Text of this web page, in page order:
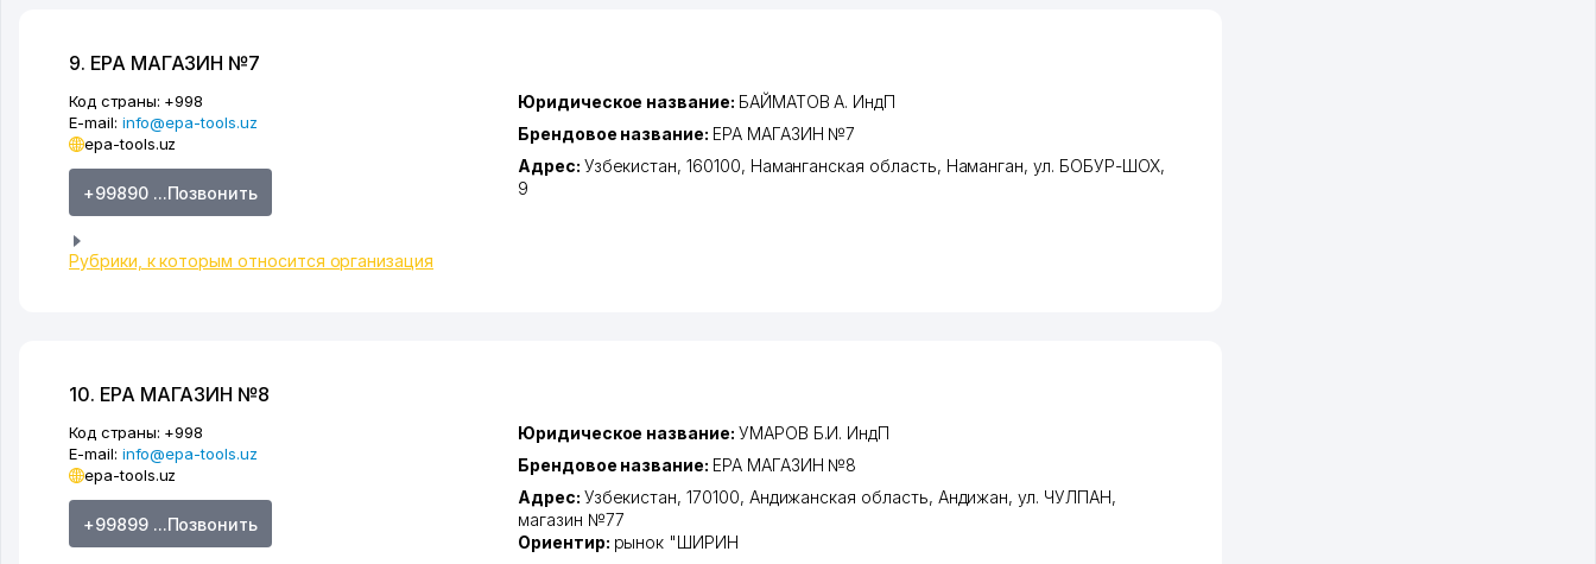
9. EPA МАГАЗИН №7
Код страны: +998
E-mail: info@epa-tools.uz
epa-tools.uz
+99890 ...Позвонить
Рубрики, к которым относится организация
Юридическое название: БАЙМАТОВ А. ИндП
Брендовое название: EPA МАГАЗИН №7
Адрес: Узбекистан, 160100, Наманганская область, Наманган,ул. БОБУР-ШОХ,
9
10. EPA МАГАЗИН №8
Код страны: +998
E-mail: info@epa-tools.uz
epa-tools.uz
+99899 ...Позвонить
Юридическое название: УМАРОВ Б.И. ИндП
Брендовое название: EPA МАГАЗИН №8
Адрес: Узбекистан, 170100, Андижанская область, Андижан,ул. ЧУЛПАН,
магазин №77
Ориентир: рынок "ШИРИН